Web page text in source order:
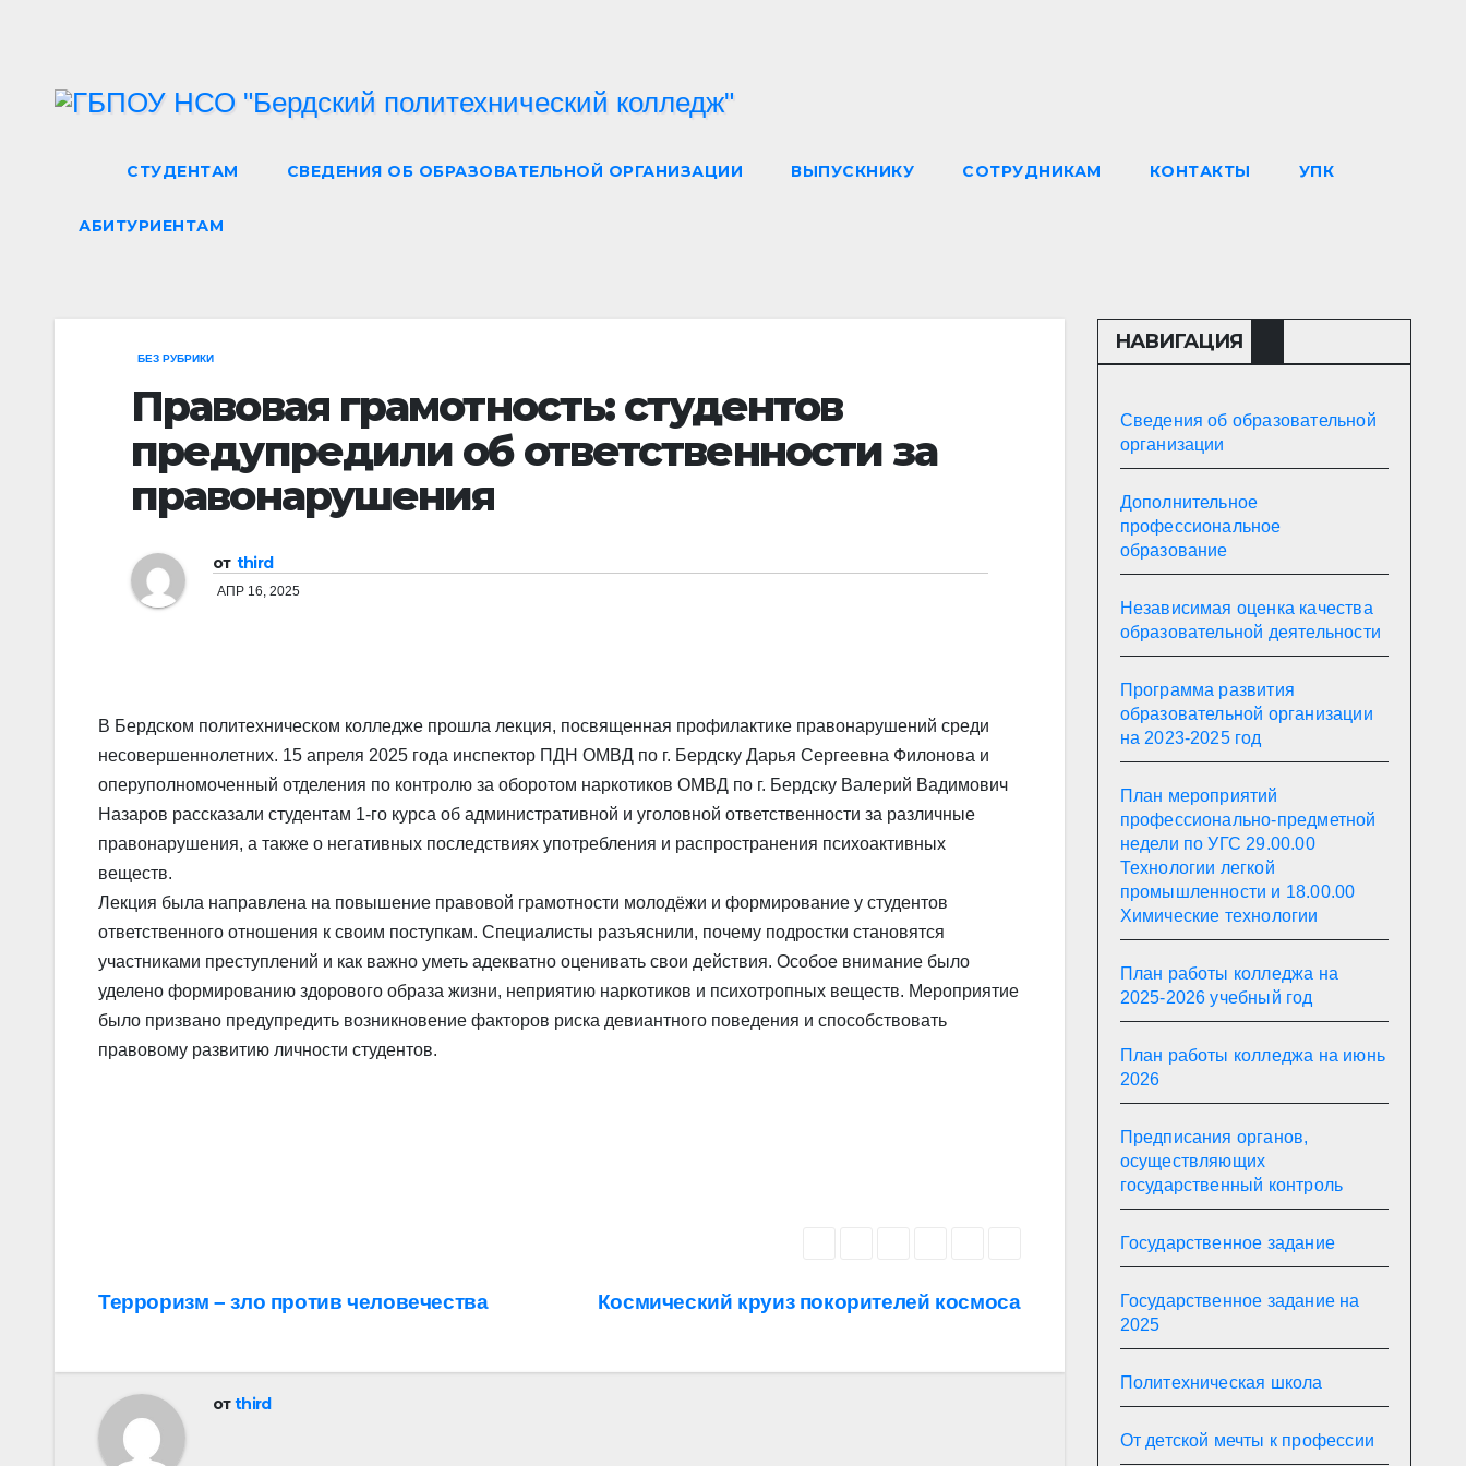
СТУДЕНТАМ СВЕДЕНИЯ ОБ ОБРАЗОВАТЕЛЬНОЙ ОРГАНИЗАЦИИ ВЫПУСКНИКУ СОТРУДНИКАМ КОНТАКТЫ УПК
АБИТУРИЕНТАМ
БЕЗ РУБРИКИ
Правовая грамотность: студентов
предупредили об ответственности за
правонарушения
от third
АПР 16, 2025
В Бердском политехническом колледже прошла лекция, посвященная профилактике правонарушений среди
несовершеннолетних. 15 апреля 2025 года инспектор ПДН ОМВД по г. Бердску Дарья Сергеевна Филонова и
оперуполномоченный отделения по контролю за оборотом наркотиков ОМВД по г. Бердску Валерий Вадимович
Назаров рассказали студентам 1-го курса об административной и уголовной ответственности за различные
правонарушения, а также о негативных последствиях употребления и распространения психоактивных
веществ.
Лекция была направлена на повышение правовой грамотности молодёжи и формирование у студентов
ответственного отношения к своим поступкам. Специалисты разъяснили, почему подростки становятся
участниками преступлений и как важно уметь адекватно оценивать свои действия. Особое внимание было
уделено формированию здорового образа жизни, неприятию наркотиков и психотропных веществ. Мероприятие
было призвано предупредить возникновение факторов риска девиантного поведения и способствовать
правовому развитию личности студентов.
Навигация
записям
Космический круиз покорителей космоса
Терроризм – зло против человечества
отthird
НАВИГАЦИЯ
Сведения об образовательной
организации
Дополнительное
профессиональное
образование
Независимая оценка качества
образовательной деятельности
Программа развития
образовательной организации
на 2023-2025 год
План мероприятий
профессионально-предметной
недели по УГС 29.00.00
Технологии легкой
промышленности и 18.00.00
Химические технологии
План работы колледжа на
2025-2026 учебный год
План работы колледжа на июнь
2026
Предписания органов,
осуществляющих
государственный контроль
Государственное задание
Государственное задание на
2025
Политехническая школа
От детской мечты к профессии